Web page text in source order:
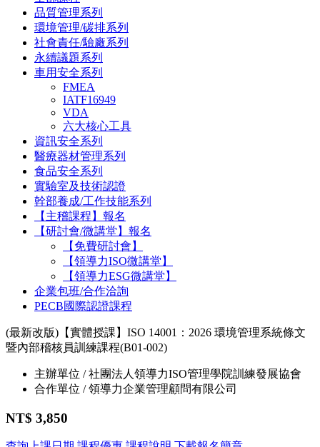
品質管理系列
環境管理/碳排系列
社會責任/驗廠系列
永續議題系列
車用安全系列
FMEA
IATF16949
VDA
六大核心工具
資訊安全系列
醫療器材管理系列
食品安全系列
實驗室及技術認證
幹部養成/工作技能系列
【主稽課程】報名
【研討會/微講堂】報名
【免費研討會】
【領導力ISO微講堂】
【領導力ESG微講堂】
企業包班/合作洽詢
PECB國際認證課程
(最新改版)【實體授課】ISO 14001：2026 環境管理系統條文
暨內部稽核員訓練課程(B01-002)
主辦單位 / 社團法人領導力ISO管理學院訓練發展協會
合作單位 / 領導力企業管理顧問有限公司
NT$ 3,850